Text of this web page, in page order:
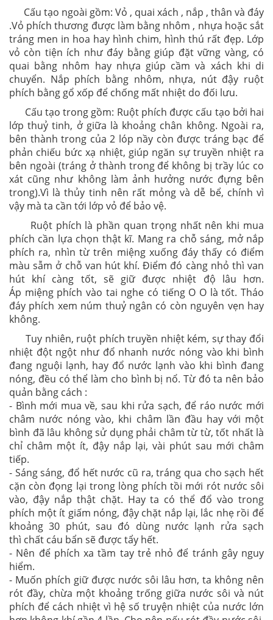
Cấu tạo ngoài gồm: Vỏ , quai xách , nắp , thân và đáy
.Vỏ phích thương được làm bằng nhôm , nhựa hoặc sắt
tráng men in hoa hay hình chim, hình thú rất đẹp. Lớp
vỏ còn tiện ích như đáy bằng giúp đặt vững vàng, có
quai bằng nhôm hay nhựa giúp cầm và xách khi di
chuyển. Nắp phích bằng nhôm, nhựa, nút đậy ruột
phích bằng gổ xốp để chống mất nhiệt do đối lưu.
Cấu tạo trong gồm: Ruột phích được cấu tạo bởi hai
lớp thuỷ tinh, ở giữa là khoảng chân không. Ngoài ra,
bên thành trong của 2 lóp nầy còn được tráng bạc để
phản chiếu bức xạ nhiệt, giúp ngăn sự truyền nhiệt ra
bên ngoài (tráng ở thành trong để không bị trầy lúc co
xát cũng như không làm ảnh hưởng nước đựng bên
trong).Vì là thủy tinh nên rất mỏng và dễ bể, chính vì
vậy mà ta cần tới lớp vỏ để bảo vệ.
Ruột phích là phần quan trọng nhất nên khi mua
phích cần lựa chọn thật kĩ. Mang ra chỗ sáng, mở nắp
phích ra, nhìn từ trên miệng xuống đáy thấy có điểm
màu sẫm ở chỗ van hút khí. Điểm đó càng nhỏ thì van
hút khí càng tốt, sẽ giữ được nhiệt độ lâu hơn.
Áp miệng phích vào tai nghe có tiếng O O là tốt. Tháo
đáy phích xem núm thuỷ ngân có còn nguyên vẹn hay
không.
Tuy nhiên, ruột phích truyền nhiệt kém, sự thay đổi
nhiệt đột ngột như đổ nhanh nước nóng vào khi bình
đang nguội lạnh, hay đổ nước lạnh vào khi bình đang
nóng, đều có thể làm cho bình bị nổ. Từ đó ta nên bảo
quản bằng cách :
- Bình mới mua về, sau khi rửa sạch, để ráo nước mới
châm nước nóng vào, khi châm lần đầu hay với một
bình đã lâu không sử dụng phải châm từ từ, tốt nhất là
chỉ châm một ít, đậy nắp lại, vài phút sau mới châm
tiếp.
- Sáng sáng, đổ hết nước cũ ra, tráng qua cho sạch hết
cặn còn đọng lại trong lòng phích tồi mới rót nước sôi
vào, đậy nắp thật chặt. Hay ta có thể đổ vào trong
phích một ít giấm nóng, đậy chặt nắp lại, lắc nhẹ rồi để
khoảng 30 phút, sau đó dùng nước lạnh rửa sạch
thì chất cáu bẩn sẽ được tẩy hết.
- Nên để phích xa tầm tay trẻ nhỏ để tránh gây nguy
hiểm.
- Muốn phích giữ được nước sôi lâu hơn, ta không nên
rót đầy, chừa một khoảng trống giữa nước sôi và nút
phích để cách nhiệt vì hệ số truyện nhiệt của nước lớn